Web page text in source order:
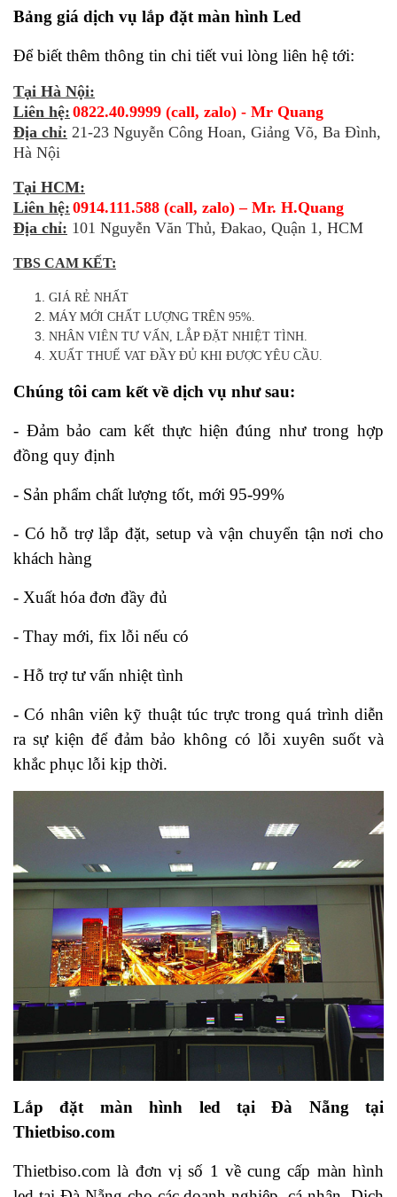
Bảng giá dịch vụ lắp đặt màn hình Led
Để biết thêm thông tin chi tiết vui lòng liên hệ tới:
Tại Hà Nội:
Liên hệ: 0822.40.9999 (call, zalo) - Mr Quang
Địa chỉ: 21-23 Nguyễn Công Hoan, Giảng Võ, Ba Đình,
Hà Nội
Tại HCM:
Liên hệ: 0914.111.588 (call, zalo) – Mr. H.Quang
Địa chỉ: 101 Nguyễn Văn Thủ, Đakao, Quận 1, HCM
TBS CAM KẾT:
GIÁ RẺ NHẤT
MÁY MỚI CHẤT LƯỢNG TRÊN 95%.
NHÂN VIÊN TƯ VẤN, LẮP ĐẶT NHIỆT TÌNH.
XUẤT THUẾ VAT ĐẦY ĐỦ KHI ĐƯỢC YÊU CẦU.
Chúng tôi cam kết về dịch vụ như sau:
- Đảm bảo cam kết thực hiện đúng như trong hợp
đồng quy định
- Sản phẩm chất lượng tốt, mới 95-99%
- Có hỗ trợ lắp đặt, setup và vận chuyển tận nơi cho
khách hàng
- Xuất hóa đơn đầy đủ
- Thay mới, fix lỗi nếu có
- Hỗ trợ tư vấn nhiệt tình
- Có nhân viên kỹ thuật túc trực trong quá trình diễn
ra sự kiện để đảm bảo không có lỗi xuyên suốt và
khắc phục lỗi kịp thời.
Lắp đặt màn hình led tại Đà Nẵng tại
Thietbiso.com
Thietbiso.com là đơn vị số 1 về cung cấp màn hình